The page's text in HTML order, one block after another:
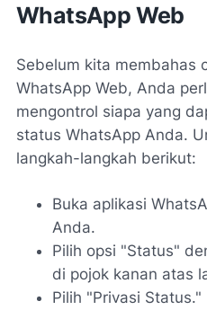
WhatsApp Web
Sebelum kita membahas
WhatsApp Web, Anda
mengontrol siapa yang
status WhatsApp Anda.
langkah-langkah berikut:
Buka aplikasi
Anda.
Pilih opsi "Status"
di pojok kanan atas
Pilih "Privasi Status."